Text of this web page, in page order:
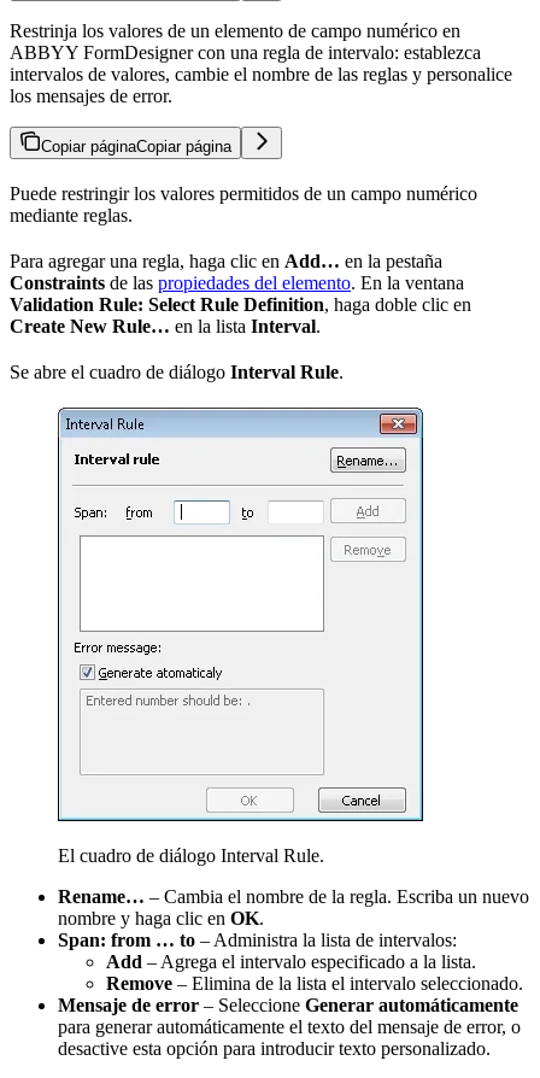
Restrinja los valores de un elemento de campo numérico en
ABBYY FormDesigner con una regla de intervalo: establezca
intervalos de valores, cambie el nombre de las reglas y personalice
los mensajes de error.
Copiar páginaCopiar página
Puede restringir los valores permitidos de un campo numérico
mediante reglas.
Para agregar una regla, haga clic en Add… en la pestaña
Constraints de las propiedades del elemento. En la ventana
Validation Rule: Select Rule Definition, haga doble clic en
Create New Rule… en la lista Interval.
Se abre el cuadro de diálogo Interval Rule.
El cuadro de diálogo Interval Rule.
Rename… – Cambia el nombre de la regla. Escriba un nuevo
nombre y haga clic en OK.
Span: from … to – Administra la lista de intervalos:
Add – Agrega el intervalo especificado a la lista.
Remove – Elimina de la lista el intervalo seleccionado.
Mensaje de error – Seleccione Generar automáticamente
para generar automáticamente el texto del mensaje de error, o
desactive esta opción para introducir texto personalizado.